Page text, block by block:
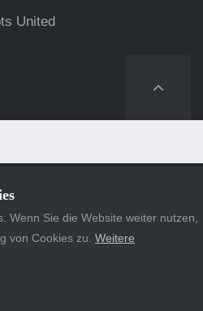
United
Wenn Sie die Website weiter nutzen,
von Cookies zu. Weitere